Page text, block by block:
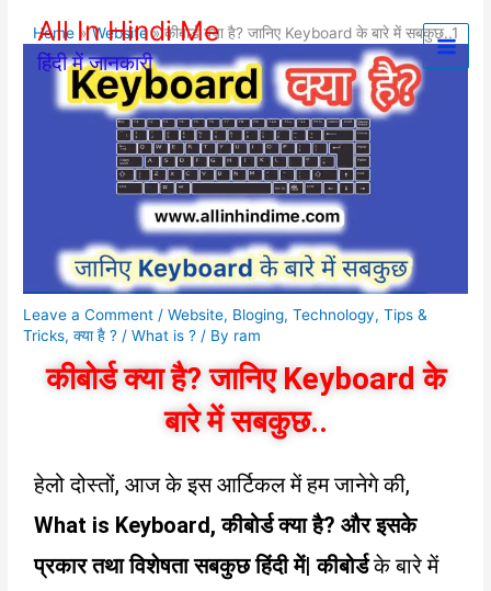
content
All In Hindi Me
हिंदी में जानकारी
Home Website कीबोर्ड क्या है? जानिए Keyboard के बारे में सबकुछ..1
Leave a Comment /Website, Bloging,Technology,Tips &
Tricks,क्या है ? / What is ? / By ram
कीबोर्ड क्या है? जानिए Keyboard के
बारे में सबकुछ..
हेलो दोस्तों, आज के इस आर्टिकल में हम जानेगे की,
What is Keyboard, कीबोर्ड क्या है? और इसके
प्रकार तथा विशेषता सबकुछ हिंदी में|कीबोर्डके बारे में